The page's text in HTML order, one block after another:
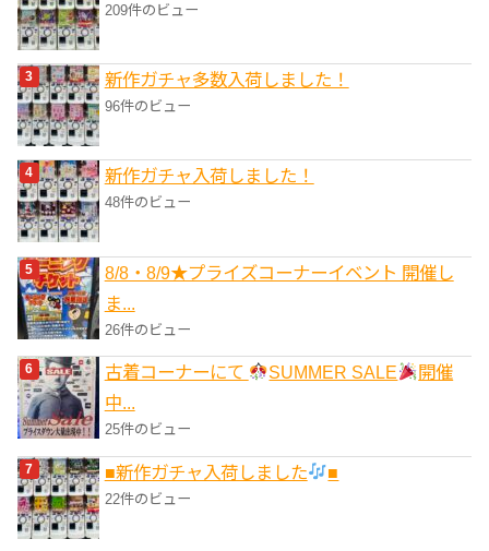
209件のビュー
新作ガチャ多数入荷しました！
96件のビュー
新作ガチャ入荷しました！
48件のビュー
8/8・8/9★プライズコーナーイベント 開催し
ま...
26件のビュー
古着コーナーにて SUMMER SALE
開催
中...
25件のビュー
■新作ガチャ入荷しました ■
22件のビュー